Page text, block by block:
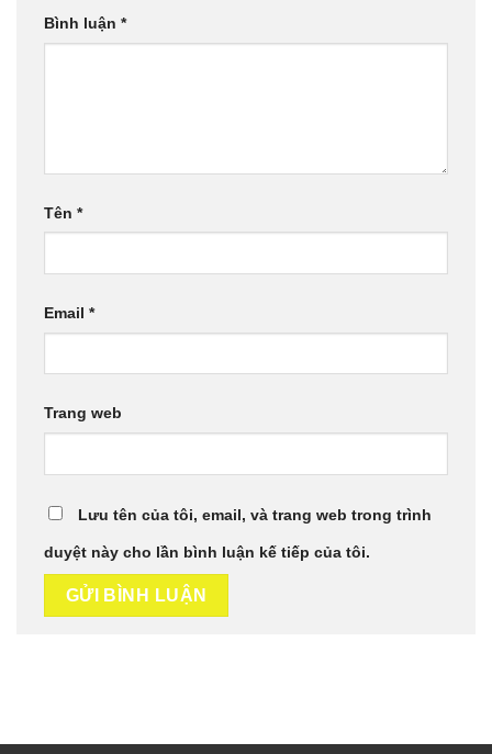
Bình luận *
Tên *
Email *
Trang web
Lưu tên của tôi, email, và trang web trong trình
duyệt này cho lần bình luận kế tiếp của tôi.